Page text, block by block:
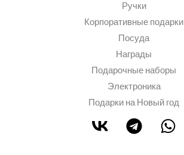
Ручки
Корпоративные подарки
Посуда
Награды
Подарочные наборы
Электроника
Подарки на Новый год